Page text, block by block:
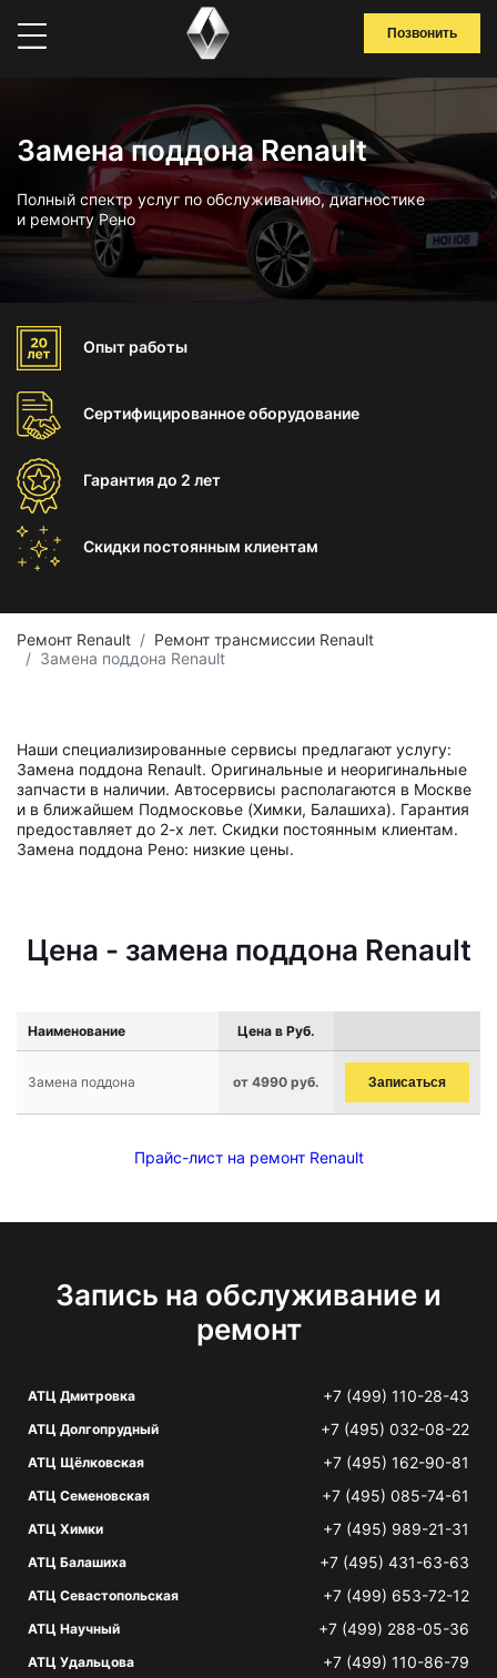
Позвонить
Замена поддона Renault
Полный спектр услуг по обслуживанию, диагностике
и ремонту Рено
Опыт работы
Сертифицированноеоборудование
Гарантиядо 2 лет
Скидки постоянным клиентам
Ремонт Renault
Ремонт трансмиссии Renault
Замена поддона Renault
Наши специализированные сервисы предлагают услугу:
Замена поддона Renault. Оригинальные и неоригинальные
запчасти в наличии. Автосервисы располагаются в Москве
и в ближайшем Подмосковье (Химки, Балашиха). Гарантия
предоставляет до 2-х лет. Скидки постоянным клиентам.
Замена поддона Рено: низкие цены.
Цена - замена поддона Renault
Наименование Цена в Руб.
Замена поддона от 4990 руб. Записаться
Прайс-лист на ремонт Renault
Запись на обслуживание и
ремонт
АТЦ Дмитровка +7 (499) 110-28-43
АТЦ Долгопрудный +7 (495) 032-08-22
АТЦ Щёлковская +7 (495) 162-90-81
АТЦ Семеновская +7 (495) 085-74-61
АТЦ Химки +7 (495) 989-21-31
АТЦ Балашиха +7 (495) 431-63-63
АТЦ Севастопольская +7 (499) 653-72-12
АТЦ Научный +7 (499) 288-05-36
АТЦ Удальцова +7 (499) 110-86-79